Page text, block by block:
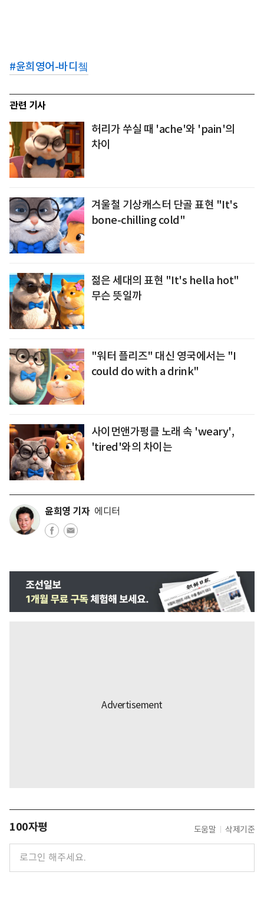
#윤희영어-바디쳌
관련 기사
허리가 쑤실 때 'ache'와 'pain'의
차이
겨울철 기상캐스터 단골 표현 "It's
bone-chilling cold"
젊은 세대의 표현 "It's hella hot"
무슨 뜻일까
"워터 플리즈" 대신 영국에서는 "I
could do with a drink"
사이먼앤가펑클 노래 속 'weary',
'tired'와의 차이는
윤희영 기자 에디터
100자평 도움말 삭제기준